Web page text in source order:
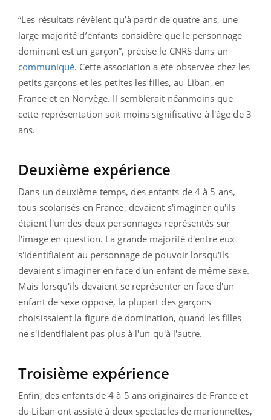
“Les résultats révèlent qu’à partir de quatre ans, une
large majorité d’enfants considère que le personnage
dominant est un garçon”, précise le CNRS dans un
communiqué. Cette association a été observée chez les
petits garçons et les petites les filles, au Liban, en
France et en Norvège. Il semblerait néanmoins que
cette représentation soit moins significative à l'âge de 3
ans.
Deuxième expérience
Dans un deuxième temps, des enfants de 4 à 5 ans,
tous scolarisés en France, devaient s'imaginer qu'ils
étaient l'un des deux personnages représentés sur
l'image en question. La grande majorité d'entre eux
s'identifiaient au personnage de pouvoir lorsqu'ils
devaient s'imaginer en face d'un enfant de même sexe.
Mais lorsqu'ils devaient se représenter en face d'un
enfant de sexe opposé, la plupart des garçons
choisissaient la figure de domination, quand les filles
ne s'identifiaient pas plus à l'un qu'à l'autre.
Troisième expérience
Enfin, des enfants de 4 à 5 ans originaires de France et
du Liban ont assisté à deux spectacles de marionnettes,